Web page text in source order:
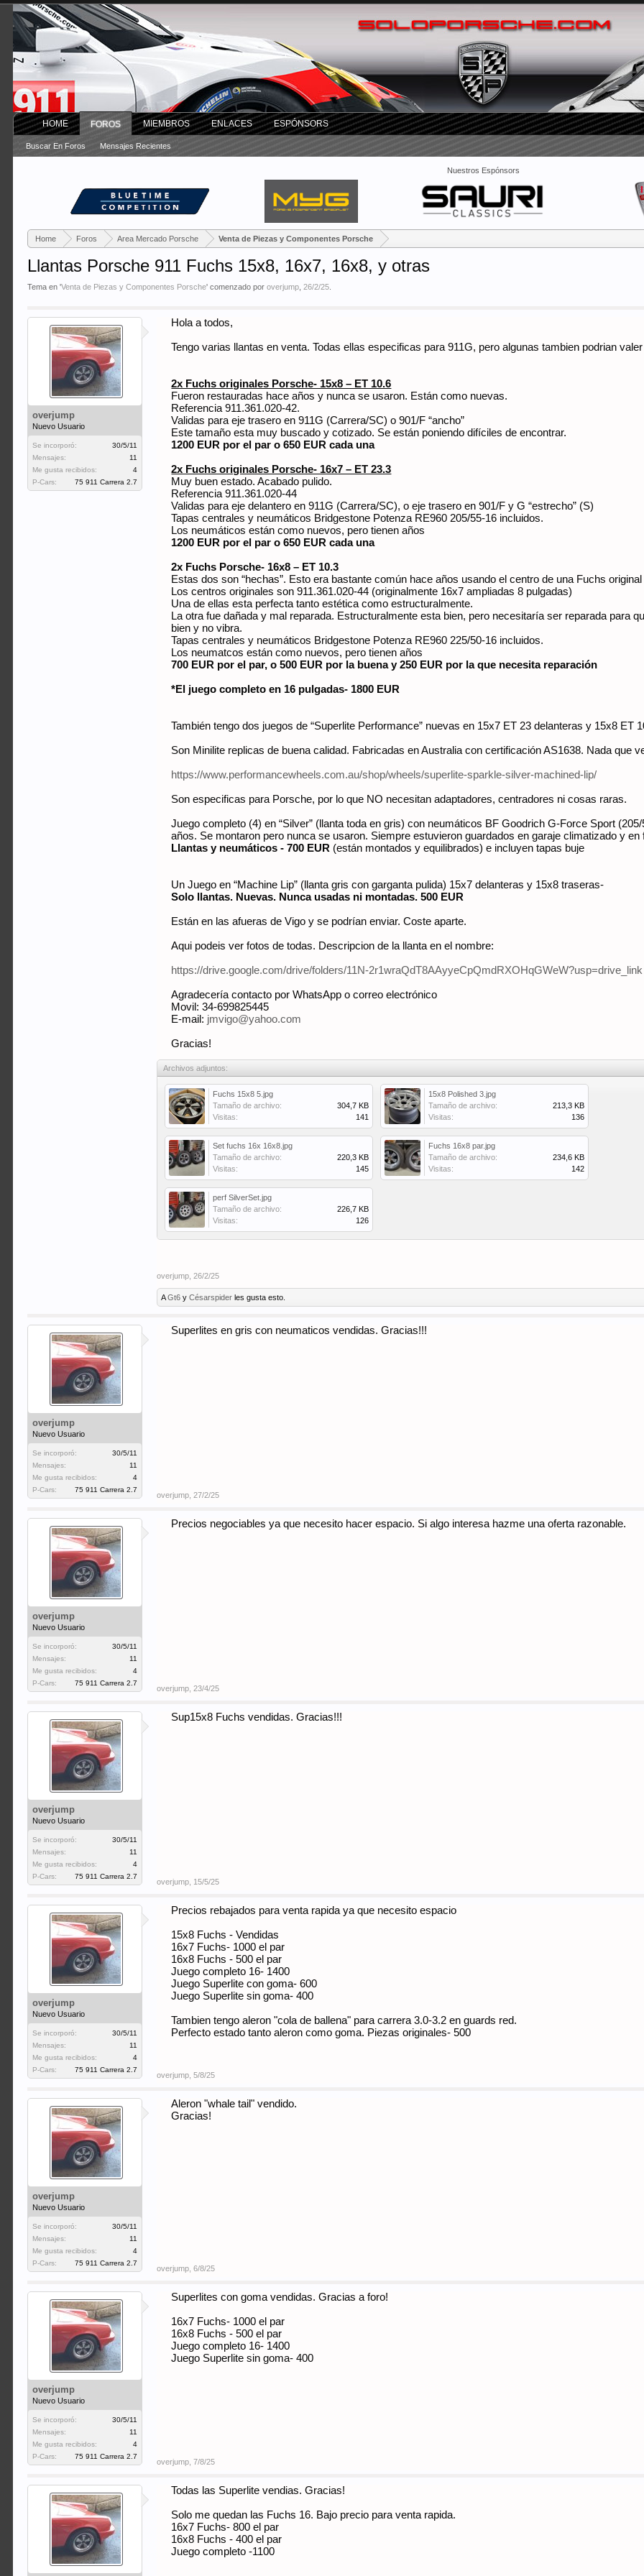
Nuestros Espónsors
Home Foros Area Mercado Porsche Venta de Piezas y Componentes Porsche
Llantas Porsche 911 Fuchs 15x8, 16x7, 16x8, y otras
Tema en 'Venta de Piezas y Componentes Porsche' comenzado poroverjump ,26/2/25
overjump
Nuevo Usuario
Se incorporó:
30/5/11
Mensajes:
11
Me gusta recibidos:
4
P-Cars:
75 911 Carrera 2.7
Hola a todos,
Tengo varias llantas en venta. Todas ellas especificas para 911G, pero algunas tambien podrian
2x Fuchs originales Porsche- 15x8 – ET 10.6
Fueron restauradas hace años y nunca se usaron. Están como nuevas.
Referencia 911.361.020-42.
Validas para eje trasero en 911G (Carrera/SC) o 901/F “ancho”
Este tamaño esta muy buscado y cotizado. Se están poniendo difíciles de encontrar.
1200 EUR por el par o 650 EUR cada una
2x Fuchs originales Porsche- 16x7 – ET 23.3
Muy buen estado. Acabado pulido.
Referencia 911.361.020-44
Validas para eje delantero en 911G (Carrera/SC), o eje trasero en 901/F y G “estrecho” (S)
Tapas centrales y neumáticos Bridgestone Potenza RE960 205/55-16 incluidos.
Los neumáticos están como nuevos, pero tienen años
1200 EUR por el par o 650 EUR cada una
2x Fuchs Porsche- 16x8 – ET 10.3
Estas dos son “hechas”. Esto era bastante común hace años usando el centro de una Fuchs
Los centros originales son 911.361.020-44 (originalmente 16x7 ampliadas 8 pulgadas)
Una de ellas esta perfecta tanto estética como estructuralmente.
La otra fue dañada y mal reparada. Estructuralmente esta bien, pero necesitaría ser reparada para
bien y no vibra.
Tapas centrales y neumáticos Bridgestone Potenza RE960 225/50-16 incluidos.
Los neumatcos están como nuevos, pero tienen años
700 EUR por el par, o 500 EUR por la buena y 250 EUR por la que necesita reparación
*El juego completo en 16 pulgadas- 1800 EUR
También tengo dos juegos de “Superlite Performance” nuevas en 15x7 ET 23 delanteras y 15x8
Son Minilite replicas de buena calidad. Fabricadas en Australia con certificación AS1638. Nada que
https://www.performancewheels.com.au/shop/wheels/superlite-sparkle-silver-machined-lip/
Son especificas para Porsche, por lo que NO necesitan adaptadores, centradores ni cosas raras.
Juego completo (4) en “Silver” (llanta toda en gris) con neumáticos BF Goodrich G-Force Sport
años. Se montaron pero nunca se usaron. Siempre estuvieron guardados en garaje climatizado y en
Llantas y neumáticos - 700 EUR (están montados y equilibrados) e incluyen tapas buje
Un Juego en “Machine Lip” (llanta gris con garganta pulida) 15x7 delanteras y 15x8 traseras-
Solo llantas. Nuevas. Nunca usadas ni montadas. 500 EUR
Están en las afueras de Vigo y se podrían enviar. Coste aparte.
Aqui podeis ver fotos de todas. Descripcion de la llanta en el nombre:
https://drive.google.com/drive/folders/11N-2r1wraQdT8AAyyeCpQmdRXOHqGWeW?usp=drive_link
Agradecería contacto por WhatsApp o correo electrónico
Movil: 34-699825445
E-mail: jmvigo@yahoo.com
Gracias!
Archivos adjuntos:
Fuchs 15x8 5.jpg
Tamaño de archivo:
304,7 KB
Visitas:
141
15x8 Polished 3.jpg
Tamaño de archivo:
213,3 KB
Visitas:
136
Set fuchs 16x 16x8.jpg
Tamaño de archivo:
220,3 KB
Visitas:
145
Fuchs 16x8 par.jpg
Tamaño de archivo:
234,6 KB
Visitas:
142
perf SilverSet.jpg
Tamaño de archivo:
226,7 KB
Visitas:
126
overjump 26/2/25
AGt6 yCésarspider les gusta esto.
overjump
Nuevo Usuario
Se incorporó:
30/5/11
Mensajes:
11
Me gusta recibidos:
4
P-Cars:
75 911 Carrera 2.7
Superlites en gris con neumaticos vendidas. Gracias!!!
overjump 27/2/25
overjump
Nuevo Usuario
Se incorporó:
30/5/11
Mensajes:
11
Me gusta recibidos:
4
P-Cars:
75 911 Carrera 2.7
Precios negociables ya que necesito hacer espacio. Si algo interesa hazme una oferta razonable.
overjump 23/4/25
overjump
Nuevo Usuario
Se incorporó:
30/5/11
Mensajes:
11
Me gusta recibidos:
4
P-Cars:
75 911 Carrera 2.7
Sup15x8 Fuchs vendidas. Gracias!!!
overjump 15/5/25
overjump
Nuevo Usuario
Se incorporó:
30/5/11
Mensajes:
11
Me gusta recibidos:
4
P-Cars:
75 911 Carrera 2.7
Precios rebajados para venta rapida ya que necesito espacio
15x8 Fuchs - Vendidas
16x7 Fuchs- 1000 el par
16x8 Fuchs - 500 el par
Juego completo 16- 1400
Juego Superlite con goma- 600
Juego Superlite sin goma- 400
Tambien tengo aleron "cola de ballena" para carrera 3.0-3.2 en guards red.
Perfecto estado tanto aleron como goma. Piezas originales- 500
overjump 5/8/25
overjump
Nuevo Usuario
Se incorporó:
30/5/11
Mensajes:
11
Me gusta recibidos:
4
P-Cars:
75 911 Carrera 2.7
Aleron "whale tail" vendido.
Gracias!
overjump 6/8/25
overjump
Nuevo Usuario
Se incorporó:
30/5/11
Mensajes:
11
Me gusta recibidos:
4
P-Cars:
75 911 Carrera 2.7
Superlites con goma vendidas. Gracias a foro!
16x7 Fuchs- 1000 el par
16x8 Fuchs - 500 el par
Juego completo 16- 1400
Juego Superlite sin goma- 400
overjump 7/8/25
Todas las Superlite vendias. Gracias!
Solo me quedan las Fuchs 16. Bajo precio para venta rapida.
16x7 Fuchs- 800 el par
16x8 Fuchs - 400 el par
Juego completo -1100
HOME FOROS
Buscar En Foros Mensajes Recientes
MIEMBROS ENLACES ESPÓNSORS